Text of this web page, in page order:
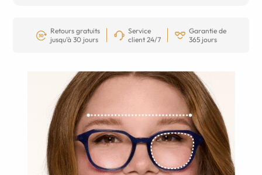
Retours gratuits
jusqu’à 30 jours
Service
client 24/7
Garantie de
365 jours